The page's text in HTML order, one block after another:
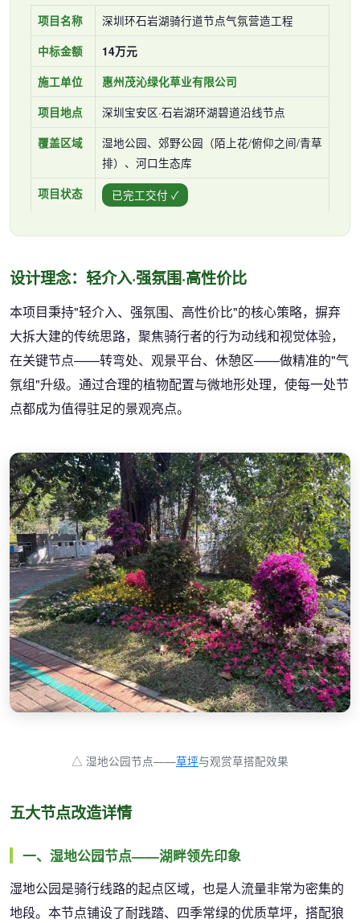
项目名称 深圳环石岩湖骑行道节点气氛营造工程
中标金额
14万元
施工单位
惠州茂沁绿化草业有限公司
项目地点
深圳宝安区·石岩湖环湖碧道沿线节点
覆盖区域
湿地公园、郊野公园（陌上花/俯仰之间/青草
排）、河口生态库
项目状态 已完工交付 ✓
设计理念：轻介入·强氛围·高性价比
本项目秉持"轻介入、强氛围、高性价比"的核心策略，摒弃
大拆大建的传统思路，聚焦骑行者的行为动线和视觉体验，
在关键节点——转弯处、观景平台、休憩区——做精准的"气
氛组"升级。通过合理的植物配置与微地形处理，使每一处节
点都成为值得驻足的景观亮点。
△ 湿地公园节点——草坪与观赏草搭配效果
五大节点改造详情
一、湿地公园节点——湖畔领先印象
湿地公园是骑行线路的起点区域，也是人流量非常为密集的
地段。本节点铺设了耐践踏、四季常绿的优质草坪，搭配狼